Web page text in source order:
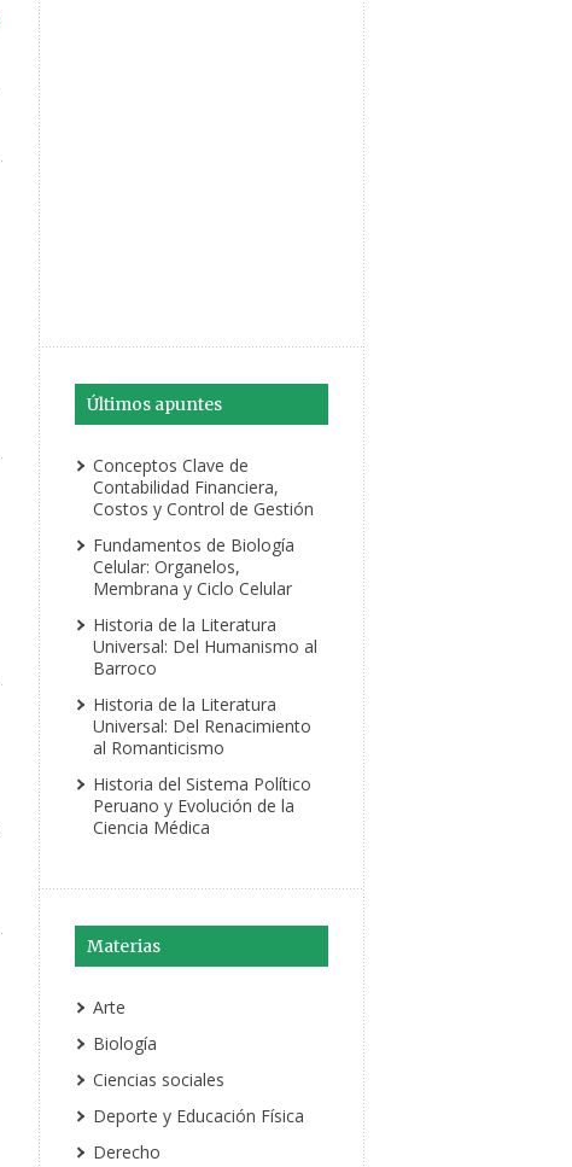
Últimos apuntes
Conceptos Clave de
Contabilidad Financiera,
Costos y Control de Gestión
Fundamentos de Biología
Celular: Organelos,
Membrana y Ciclo Celular
Historia de la Literatura
Universal: Del Humanismo al
Barroco
Historia de la Literatura
Universal: Del Renacimiento
al Romanticismo
Historia del Sistema Político
Peruano y Evolución de la
Ciencia Médica
Materias
Arte
Biología
Ciencias sociales
Deporte y Educación Física
Derecho